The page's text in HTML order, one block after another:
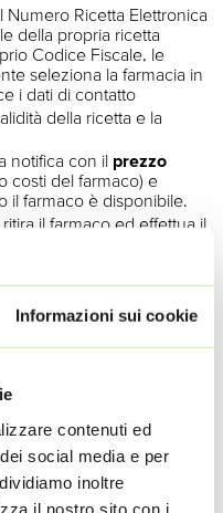
Informazioni sui cookie
contenuti ed
social media e per
inoltre
il nostro sito con i
Numero Ricetta Elettronica
della propria ricetta
Codice Fiscale, le
seleziona la farmacia in
i dati di contatto
della ricetta e la
notifica con il prezzo
costi del farmaco) e
il farmaco è disponibile.
il farmaco ed effettua il
il promemoria,
dei medicinali fornito
Numero Ricetta Elettronica
Fiscale, i dati di